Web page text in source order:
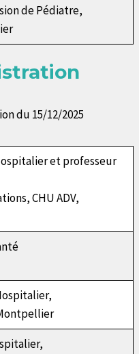
de Pédiatre,
du 15/12/2025
et professeur
CHU ADV,